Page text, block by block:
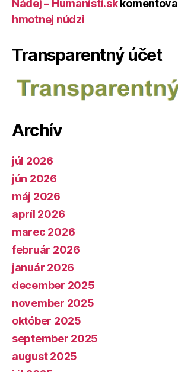
Nádej – Humanisti.skkomentoval
hmotnej núdzi
Transparentný účet
Archív
júl 2026
jún 2026
máj 2026
apríl 2026
marec 2026
február 2026
január 2026
december 2025
november 2025
október 2025
september 2025
august 2025